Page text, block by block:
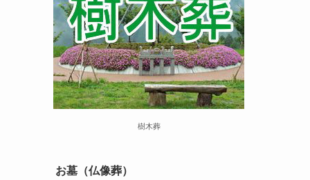
樹木葬
お墓（仏像葬）